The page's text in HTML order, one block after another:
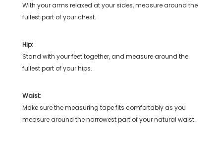
With your arms relaxed at your sides, measure around the
fullest part of your chest.
Hip:
Stand with your feet together, and measure around the
fullest part of your hips.
Waist:
Make sure the measuring tape fits comfortably as you
measure around the narrowest part of your natural waist.